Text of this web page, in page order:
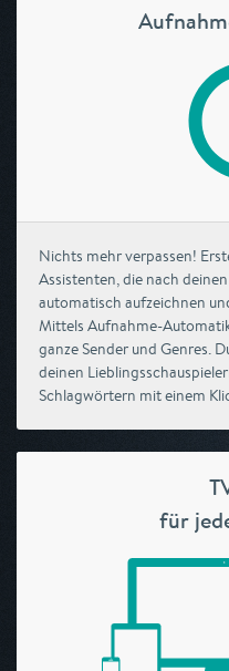
Nichts mehr verpassen!
Assistenten, die nach
automatisch aufzeichnen
Mittels Aufnahme-
ganze Sender und Genres.
deinen
Schlagwörtern mit einem
für